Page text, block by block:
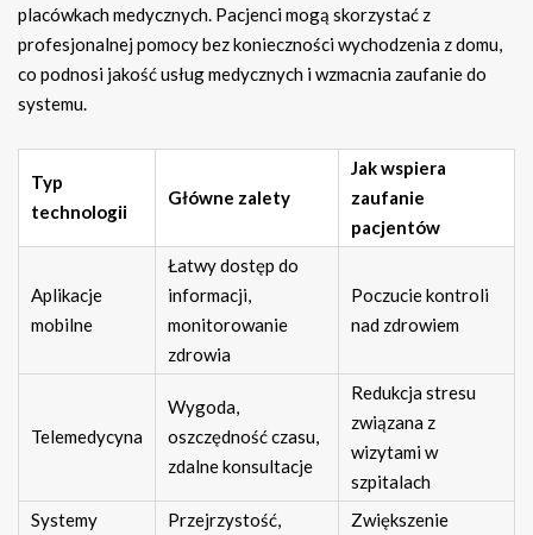
placówkach medycznych. Pacjenci mogą skorzystać z
profesjonalnej pomocy bez konieczności wychodzenia z domu,
co podnosi jakość usług medycznych i wzmacnia zaufanie do
systemu.
Typ
technologii
Główne zalety
Jak wspiera
zaufanie
pacjentów
Aplikacje
mobilne
Łatwy dostęp do
informacji,
monitorowanie
zdrowia
Poczucie kontroli
nad zdrowiem
Telemedycyna
Wygoda,
oszczędność czasu,
zdalne konsultacje
Redukcja stresu
związana z
wizytami w
szpitalach
Systemy
Przejrzystość,
Zwiększenie